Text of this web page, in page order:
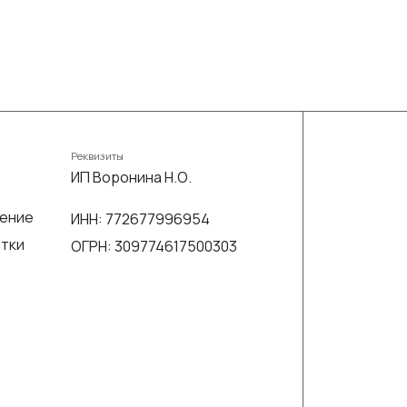
Реквизиты
ИП Воронина Н.О.
ИНН: 772677996954
ОГРН: 309774617500303